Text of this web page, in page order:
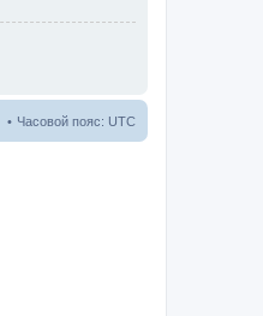
Часовой пояс: UTC